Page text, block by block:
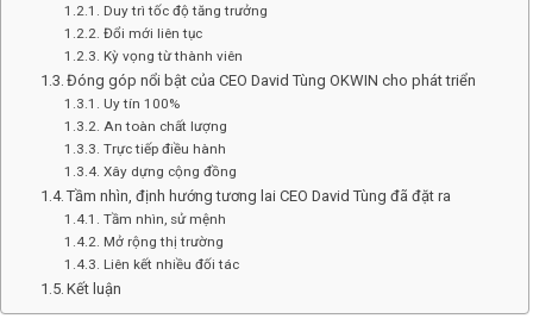
Duy trì tốc độ tăng trưởng
Đổi mới liên tục
Kỳ vọng từ thành viên
Đóng góp nổi bật của CEO David Tùng OKWIN cho phát triển
Uy tín 100%
An toàn chất lượng
Trực tiếp điều hành
Xây dựng cộng đồng
Tầm nhìn, định hướng tương lai CEO David Tùng đã đặt ra
Tầm nhìn, sử mệnh
Mở rộng thị trường
Liên kết nhiều đối tác
Kết luận